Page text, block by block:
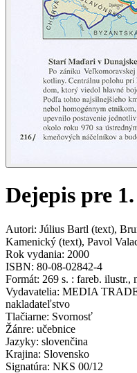
Dejepis pre
Autori: Július Bartl (text),
Kamenický (text), Pavol
Rok vydania: 2000
ISBN: 80-08-02842-4
Formát: 269 s. : fareb. ilustr.,
Vydavatelia: MEDIA TRADE
nakladateľstvo
Tlačiarne: Svornosť
Žánre: učebnice
Jazyky: slovenčina
Krajina: Slovensko
Signatúra: NKS 00/12